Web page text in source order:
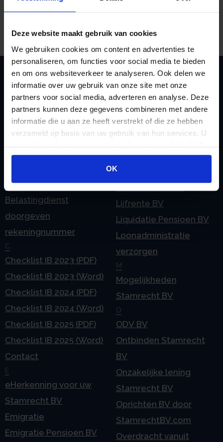
Deze website maakt gebruik van cookies
We gebruiken cookies om content en advertenties te
personaliseren, om functies voor social media te bieden
en om ons websiteverkeer te analyseren. Ook delen we
informatie over uw gebruik van onze site met onze
partners voor social media, adverteren en analyse. Deze
partners kunnen deze gegevens combineren met andere
informatie die u aan ze heeft verstrekt of die ze hebben
verzameld op basis van uw gebruik van hun services. U
gaat akkoord met onze cookies als u onze website blijft
gebruiken.
OK
uitvoeren, maar het doel daarvan is om
Zoeken
Handige links
Belastingdienst
doorgeven
rekeningnummer
C
Checklist IB 2023 (PDF)
Checklist IB 2023 (Word)
Checklist IB 2024 (PDF)
Checklist IB 2024 (Word)
Checklist IB 2025 (PDF)
Checklist IB 2025 (Word)
Contact
E
eHerkenning voor uw
Stamrecht BV
Emigratie
Emigratie Pensioen BV
Jaarstukken opstellen
L
Lijfrente BV
Liquidatie Pensioen BV
Loonadministratie
verzorgen
M
Mogelijkheden
Stamrecht BV
O
ODV BV
Ontbinden Stamrecht
BV
Onzakelijke lening
Stamrecht BV
Oprichten BV door
StamrechtBV.com
Overdracht vanuit